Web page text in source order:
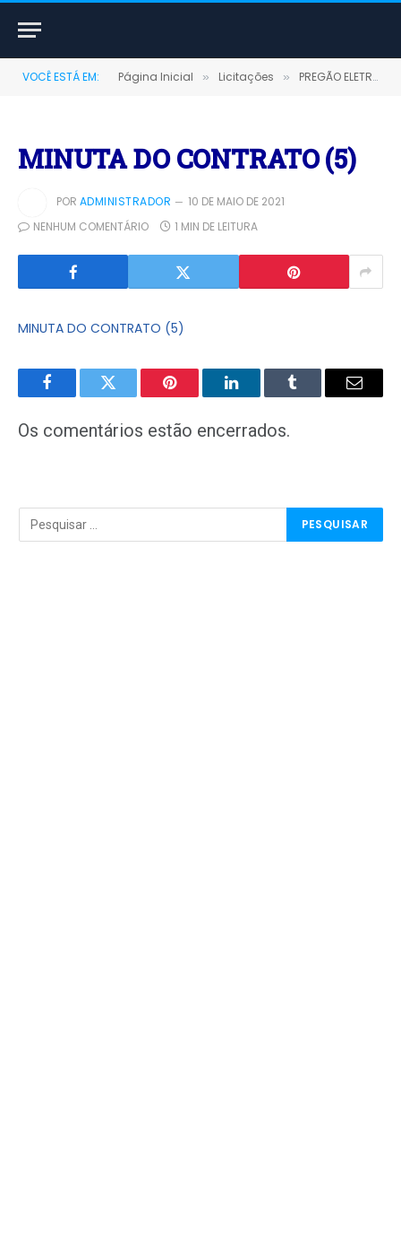
VOCÊ ESTÁ EM: Página Inicial » Licitações » PREGÃO ELETRÔNICO Nº 09/2020 (AQUISIÇÃO DE GÊNEROS ALIMENTÍCIOS E MATERIAL DE LIMPEZA DESTINADOS AO FMMA)
MINUTA DO CONTRATO (5)
POR ADMINISTRADOR
10 DE MAIO DE 2021
NENHUM COMENTÁRIO
1 MIN DE LEITURA
MINUTA DO CONTRATO (5)
FacebookTwitter Pinterest LinkedInTumblr
E-
Os comentários estão encerrados.